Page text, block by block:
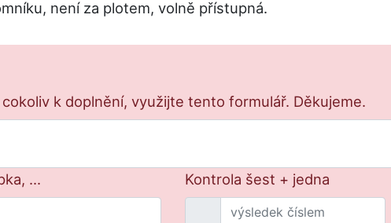
není za plotem, volně přístupná.
k doplnění, využijte tento formulář. Děkujeme.
... Kontrola šest + jedna